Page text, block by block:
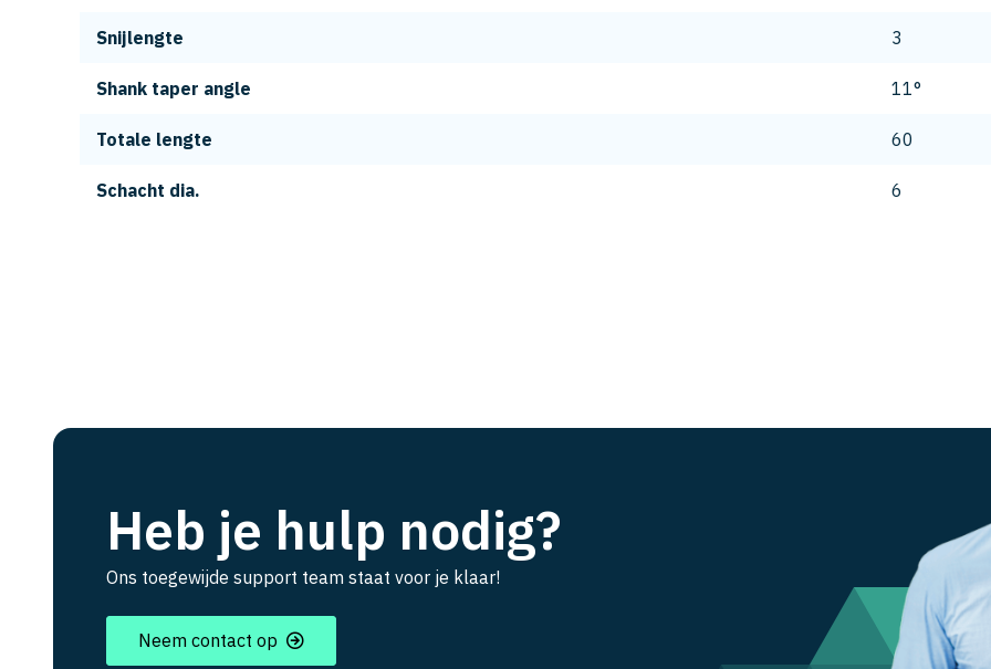
Snijlengte 3
Shank taper angle 11°
Totale lengte 60
Schacht dia. 6
Heb je hulp nodig?
Ons toegewijde support team staat voor je klaar!
Neem contact op